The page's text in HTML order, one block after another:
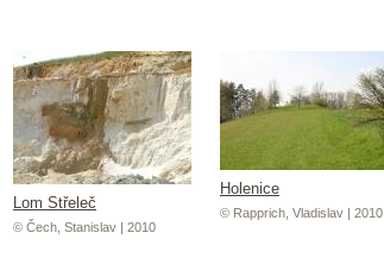
Lom Střeleč
© Čech, Stanislav | 2010
Holenice
© Rapprich, Vladislav | 2010